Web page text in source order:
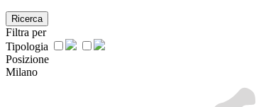
Ricerca
Filtra per
Tipologia
Posizione
Milano